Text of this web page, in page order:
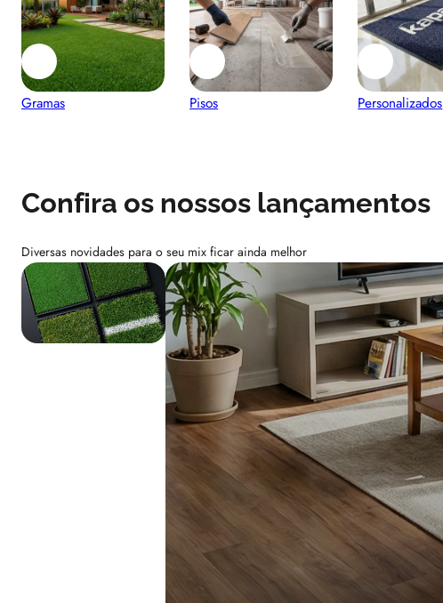
Gramas Pisos Personalizados
Confira os nossos lançamentos
Diversas novidades para o seu mix ficar ainda melhor